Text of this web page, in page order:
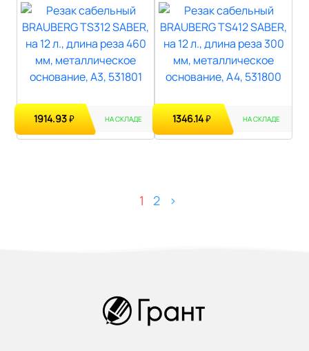
1914.93₽ НА СКЛАДЕ 1346.14₽ НА СКЛАДЕ
1 2 >